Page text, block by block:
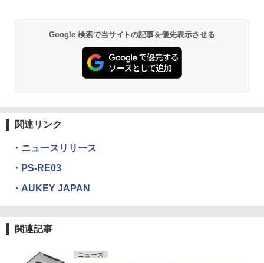
Google 検索で当サイトの記事を優先表示させる
関連リンク
・ニュースリリース
・PS-RE03
・AUKEY JAPAN
関連記事
ニュース